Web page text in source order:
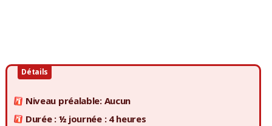
Détails
Niveau préalable: Aucun
Durée : ½ journée : 4 heures